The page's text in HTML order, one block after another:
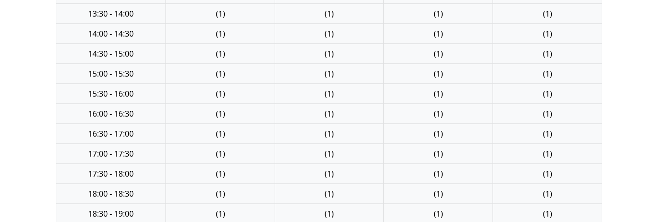
13:30 - 14:00
(1) (1) (1)
(1)
14:00 - 14:30
(1) (1) (1)
(1)
14:30 - 15:00
(1) (1) (1)
(1)
15:00 - 15:30
(1) (1) (1)
(1)
15:30 - 16:00
(1) (1) (1)
(1)
16:00 - 16:30
(1) (1) (1)
(1)
16:30 - 17:00
(1) (1) (1)
(1)
17:00 - 17:30
(1) (1) (1)
(1)
17:30 - 18:00
(1) (1) (1)
(1)
18:00 - 18:30
(1) (1) (1)
(1)
18:30 - 19:00
(1) (1) (1) (1)